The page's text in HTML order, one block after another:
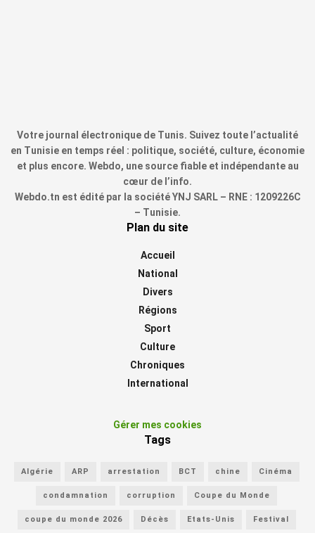
Votre journal électronique de Tunis. Suivez toute l’actualité
en Tunisie en temps réel : politique, société, culture, économie
et plus encore. Webdo, une source fiable et indépendante au
cœur de l’info.
Webdo.tn est édité par la société YNJ SARL – RNE : 1209226C
– Tunisie.
Plan du site
Accueil
National
Divers
Régions
Sport
Culture
Chroniques
International
Gérer mes cookies
Tags
Algérie ARP arrestation BCT chine Cinéma
condamnation corruption Coupe du Monde
coupe du monde 2026 Décès Etats-Unis Festival